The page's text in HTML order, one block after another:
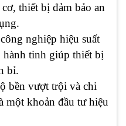
thiết bị đảm bảo an
nghiệp hiệu suất
hành tinh giúp thiết bị
bỉ.
bền vượt trội và chi
một khoản đầu tư hiệu